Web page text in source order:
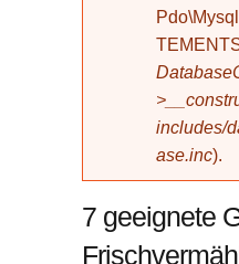
includes/
ase.inc).
7 geeignete